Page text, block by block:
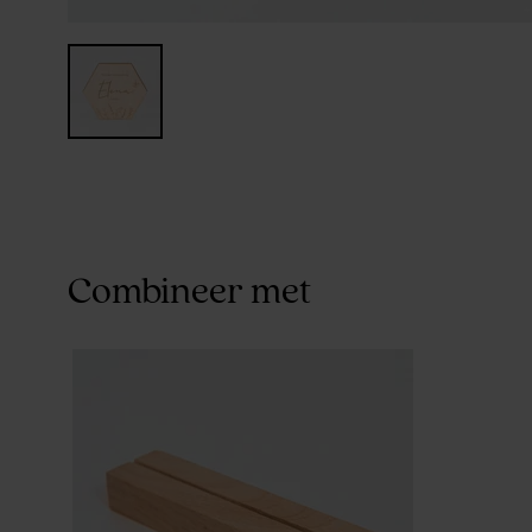
Combineer met